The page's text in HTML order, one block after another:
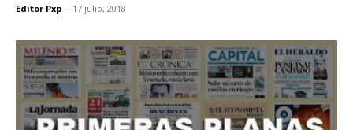
Editor Pxp - 17 julio, 2018